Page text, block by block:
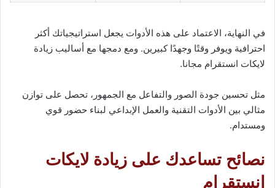
في النهاية، الاعتماد على هذه الأدوات يجعل استراتيجياتك أكثر
احترافية ويوفر وقتًا وجهدًا كبيرين. ومع دمجها مع أساليب زيادة
لايكات انستقرام مجانا.
مثل تحسين جودة الصور والتفاعل مع الجمهور، تحصل على توازن
مثالي بين الأدوات التقنية والعمل الإبداعي لبناء حضور قوي
ومستدام.
نصائح تساعدك على زيادة لايكات
انستقرام